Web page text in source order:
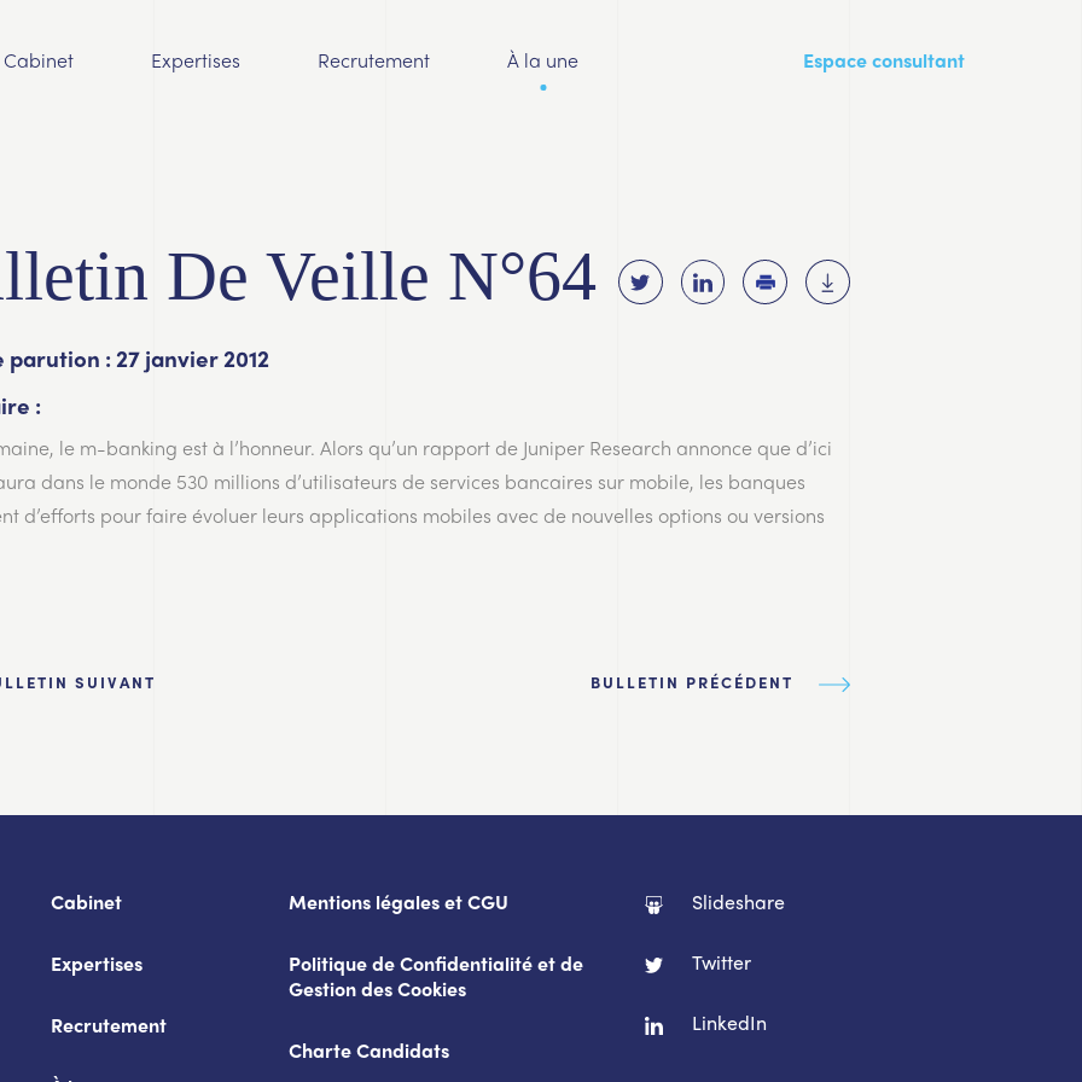
Cabinet Expertises Recrutement À la une Espace consultant
De Veille N°64
parution : 27 janvier 2012
:
le m-banking est à l’honneur. Alors qu’un rapport de Juniper Research annonce que d’ici
dans le monde 530 millions d’utilisateurs de services bancaires sur mobile, les banques
d’efforts pour faire évoluer leurs applications mobiles avec de nouvelles options ou versions
SUIVANT BULLETIN PRÉCÉDENT
Cabinet
Expertises
Recrutement
Mentions légales et CGU
Politique de Confidentialité et de
Gestion des Cookies
Charte Candidats
Slideshare
Twitter
LinkedIn